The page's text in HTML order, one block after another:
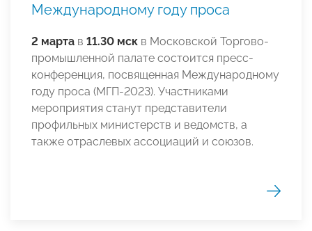
Международному году проса
2 марта в 11.30 мск в Московской Торгово-
промышленной палате состоится пресс-
конференция, посвященная Международному
году проса (МГП-2023). Участниками
мероприятия станут представители
профильных министерств и ведомств, а
также отраслевых ассоциаций и союзов.